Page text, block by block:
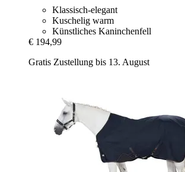
Klassisch-elegant
Kuschelig warm
Künstliches Kaninchenfell
€ 194,99
Gratis Zustellung bis 13. August